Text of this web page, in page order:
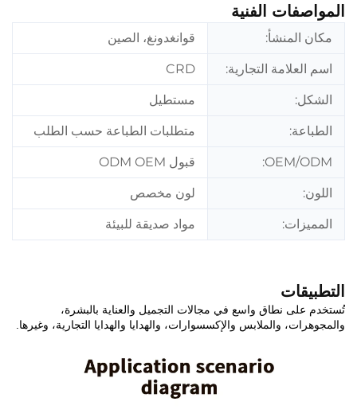
المواصفات الفنية
مكان المنشأ: قوانغدونغ، الصين
اسم العلامة التجارية: CRD
الشكل: مستطيل
الطباعة: متطلبات الطباعة حسب الطلب
OEM/ODM: قبول ODM OEM
اللون: لون مخصص
المميزات: مواد صديقة للبيئة
التطبيقات
تُستخدم على نطاق واسع في مجالات التجميل والعناية بالبشرة،
والمجوهرات، والملابس والإكسسوارات، والهدايا والهدايا التجارية، وغيرها.